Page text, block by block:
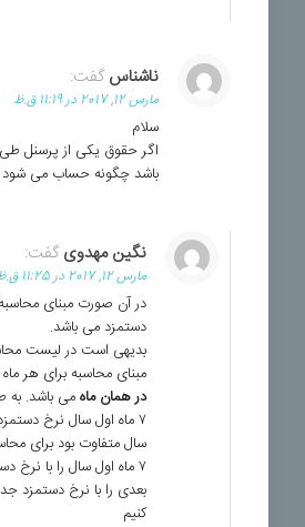
ناشناس گفت:
مارس 12, 2017 در 11:19 ق.ظ
سلام
اگر حقوق یکی از پرسنل طی
باشد چگونه حساب می
نگین مهدوی گفت:
مارس 12, 2017 در 11:25 ق.ظ
در آن صورت مبنای
دستمزد می باشد.
بدیهی است در لیست
مبنای محاسبه برای هر ماه
در همان ماهمی باشد. به
سال متفاوت بود برای
بعدی را با نرخ دستمزد
کنیم